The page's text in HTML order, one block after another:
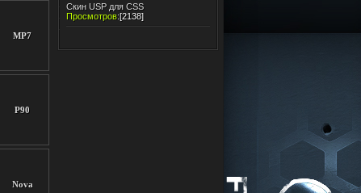
MP7
P90
Nova
Скин USP для CSS
Просмотров:[2138]